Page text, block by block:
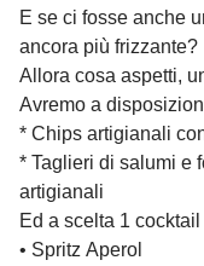
E se ci fosse anche
ancora più frizzante?
Allora cosa aspetti,
Avremo a
* Chips artigianali
* Taglieri di salumi e
artigianali
Ed a scelta 1
• Spritz Aperol